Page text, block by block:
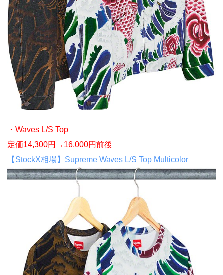
・Waves L/S Top
定価14,300円→16,000円前後
【StockX相場】Supreme Waves L/S Top Multicolor